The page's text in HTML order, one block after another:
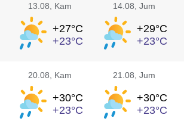
13.08 , Kam
+27°C
+23°C
14.08 , Jum
+29°C
+23°C
20.08 , Kam
+30°C
+23°C
21.08 , Jum
+30°C
+23°C